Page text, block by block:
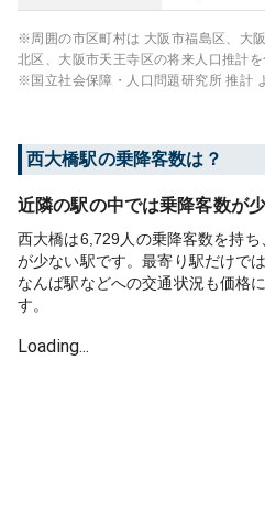
※周囲の市区町村は 大阪市福島区、大
北区、大阪市天王寺区の将来人口推計を
※国立社会保障・人口問題研究所 推計
西大橋駅の乗降客数は？
近隣の駅の中では乗降客数が
西大橋は6,729人の乗降客数を持
が少ない駅です。最寄り駅だけで
なんば駅などへの交通状況も価格
す。
Loading...